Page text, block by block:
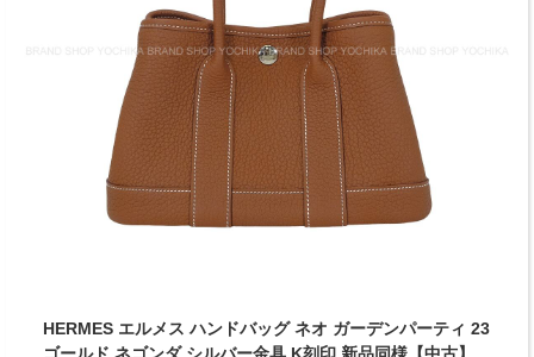
HERMES エルメス ハンドバッグ ネオ ガーデンパーティ 23
ゴールド ネゴンダ シルバー金具 K刻印 新品同様【中古】